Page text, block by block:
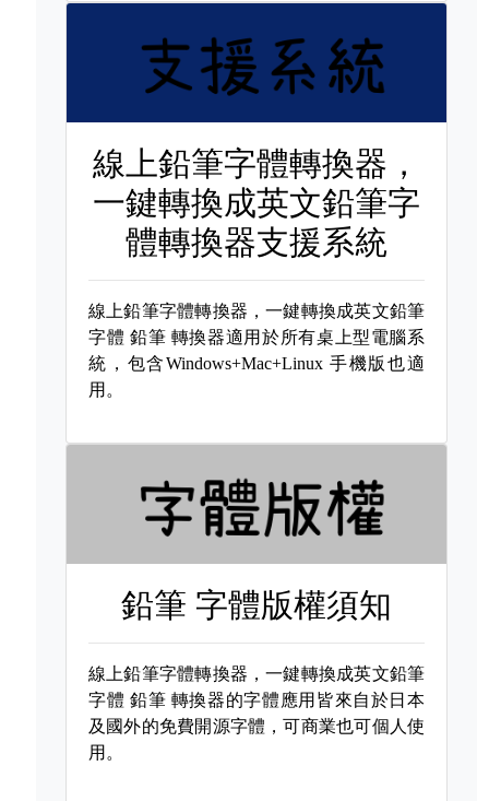
線上鉛筆字體轉換器，
一鍵轉換成英文鉛筆字
體轉換器支援系統
線上鉛筆字體轉換器，一鍵轉換成英文鉛筆
字體 鉛筆 轉換器適用於所有桌上型電腦系
統，包含Windows+Mac+Linux 手機版也適
用。
鉛筆 字體版權須知
線上鉛筆字體轉換器，一鍵轉換成英文鉛筆
字體 鉛筆 轉換器的字體應用皆來自於日本
及國外的免費開源字體，可商業也可個人使
用。